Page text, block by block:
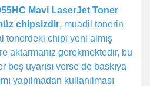
Mavi LaserJet Toner
chipsizdir, muadil tonerin
tonerdeki chipi yeni almış
aktarmanız gerekmektedir, bu
boş uyarısı verse de baskıya
yapılmadan kullanılması